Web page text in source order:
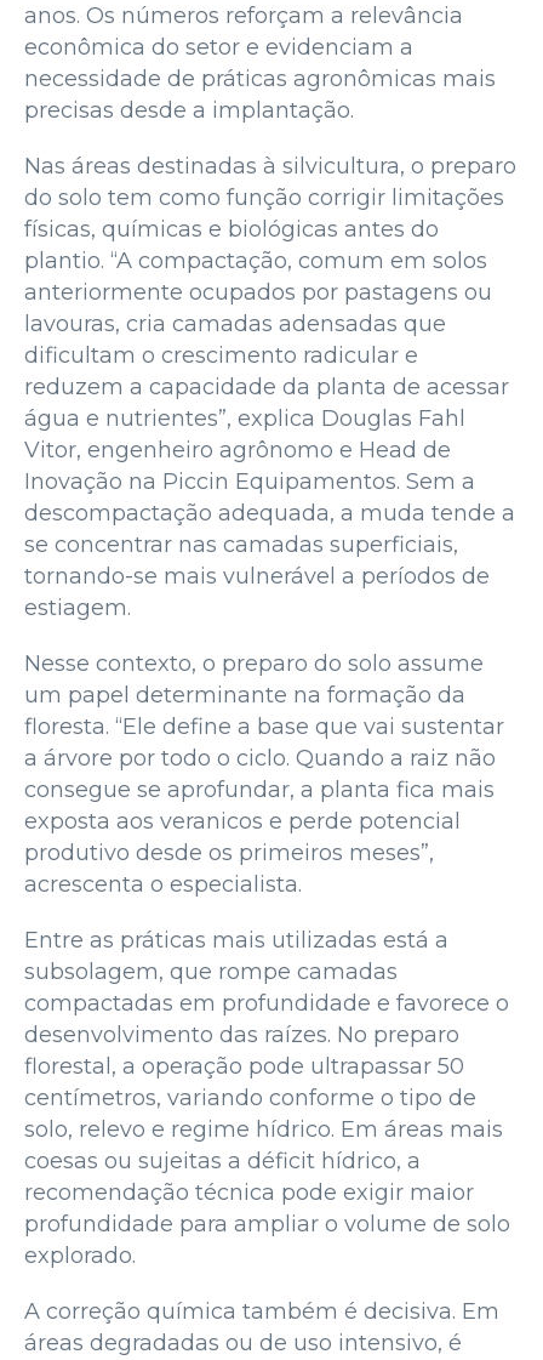
anos. Os números reforçam a relevância
econômica do setor e evidenciam a
necessidade de práticas agronômicas mais
precisas desde a implantação.
Nas áreas destinadas à silvicultura, o preparo
do solo tem como função corrigir limitações
físicas, químicas e biológicas antes do
plantio. “A compactação, comum em solos
anteriormente ocupados por pastagens ou
lavouras, cria camadas adensadas que
dificultam o crescimento radicular e
reduzem a capacidade da planta de acessar
água e nutrientes”, explica Douglas Fahl
Vitor, engenheiro agrônomo e Head de
Inovação na Piccin Equipamentos. Sem a
descompactação adequada, a muda tende a
se concentrar nas camadas superficiais,
tornando-se mais vulnerável a períodos de
estiagem.
Nesse contexto, o preparo do solo assume
um papel determinante na formação da
floresta. “Ele define a base que vai sustentar
a árvore por todo o ciclo. Quando a raiz não
consegue se aprofundar, a planta fica mais
exposta aos veranicos e perde potencial
produtivo desde os primeiros meses”,
acrescenta o especialista.
Entre as práticas mais utilizadas está a
subsolagem, que rompe camadas
compactadas em profundidade e favorece o
desenvolvimento das raízes. No preparo
florestal, a operação pode ultrapassar 50
centímetros, variando conforme o tipo de
solo, relevo e regime hídrico. Em áreas mais
coesas ou sujeitas a déficit hídrico, a
recomendação técnica pode exigir maior
profundidade para ampliar o volume de solo
explorado.
A correção química também é decisiva. Em
áreas degradadas ou de uso intensivo, é